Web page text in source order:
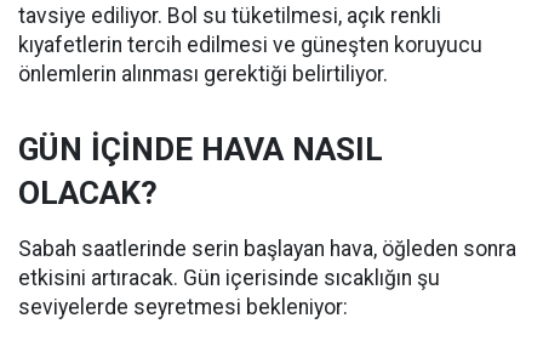
tavsiye ediliyor. Bol su tüketilmesi, açık renkli
kıyafetlerin tercih edilmesi ve güneşten koruyucu
önlemlerin alınması gerektiği belirtiliyor.
GÜN İÇİNDE HAVA NASIL
OLACAK?
Sabah saatlerinde serin başlayan hava, öğleden sonra
etkisini artıracak. Gün içerisinde sıcaklığın şu
seviyelerde seyretmesi bekleniyor: